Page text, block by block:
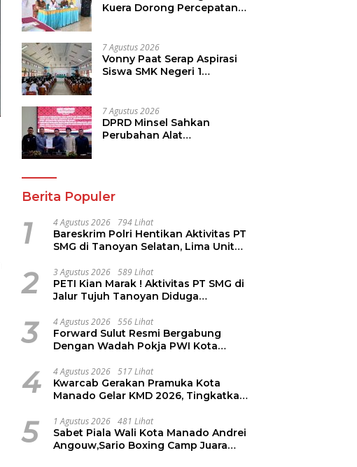
Kuera Dorong Percepatan
7 Agustus 2026
Vonny Paat Serap Aspirasi
Siswa SMK Negeri 1
7 Agustus 2026
DPRD Minsel Sahkan
Perubahan Alat
Berita Populer
1 4 Agustus 2026 794 Lihat
Bareskrim Polri Hentikan Aktivitas PT
SMG di Tanoyan Selatan, Lima Unit
2 3 Agustus 2026 589 Lihat
PETI Kian Marak ! Aktivitas PT SMG di
Jalur Tujuh Tanoyan Diduga
3 4 Agustus 2026 556 Lihat
Forward Sulut Resmi Bergabung
Dengan Wadah Pokja PWI Kota
4 4 Agustus 2026 517 Lihat
Kwarcab Gerakan Pramuka Kota
Manado Gelar KMD 2026, Tingkatkan
Pramuka
5 1 Agustus 2026 481 Lihat
Sabet Piala Wali Kota Manado Andrei
Angouw,Sario Boxing Camp Juara